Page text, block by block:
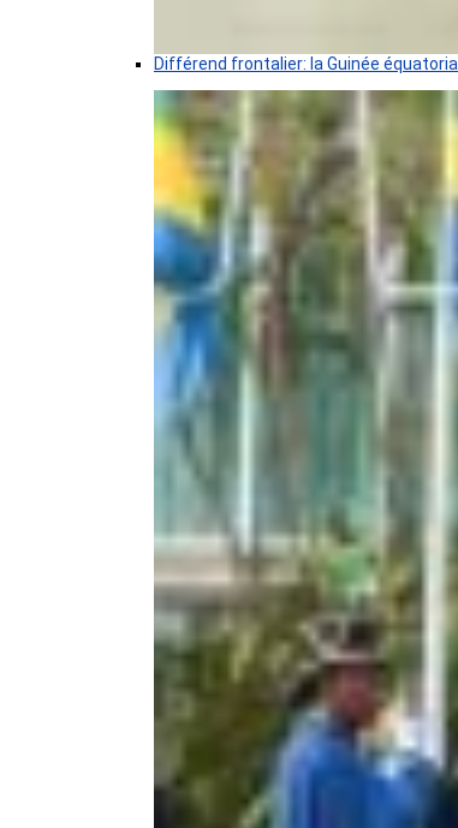
Différend frontalier: la Guinée